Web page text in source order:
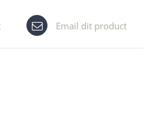
Email dit product